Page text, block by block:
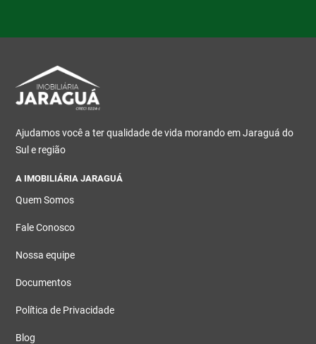
Ajudamos você a ter qualidade de vida morando em Jaraguá do
Sul e região
A IMOBILIÁRIA JARAGUÁ
Quem Somos
Fale Conosco
Nossa equipe
Documentos
Política de Privacidade
Blog